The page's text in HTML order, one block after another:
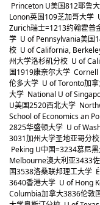
Princeton U美国812耶鲁
Lonon英国109芝加哥大学
Zurich瑞士=1213约翰霍普
学 U of Pennsylvania美国
校 U of California,
州大学洛杉矶分校 U of
国1919康奈尔大学 Cornell
伦多大学 U of Toronto加
大学 National U of
U美国2520西北大学
School of Economics an
2825华盛顿大学 U of
3031加州大学圣地亚哥分
Peking U中国=3234慕尼
Melbourne澳大利亚3433
国3538洛桑联邦理工大学
3640香港大学 U of Hong
Columbia加拿大3836伦敦